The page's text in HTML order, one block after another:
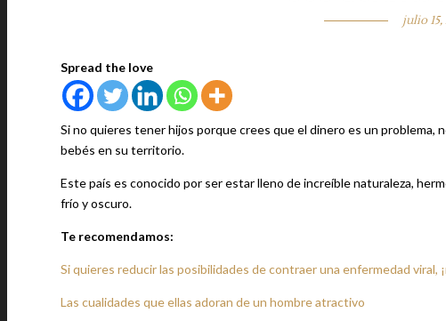
julio 15,
Spread the love
Si no quieres tener hijos porque crees que el dinero es un problema,
bebés en su territorio.
Este país es conocido por ser estar lleno de increíble naturaleza,
frío y oscuro.
Te recomendamos:
Si quieres reducir las posibilidades de contraer una enfermedad viral,
Las cualidades que ellas adoran de un hombre atractivo